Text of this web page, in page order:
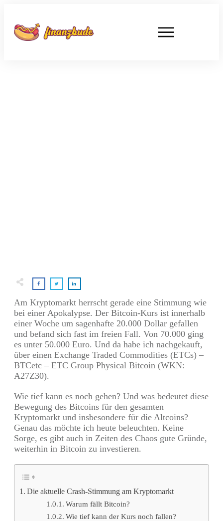
Am Kryptomarkt herrscht gerade eine Stimmung wie
bei einer Apokalypse. Der Bitcoin-Kurs ist innerhalb
einer Woche um sagenhafte 20.000 Dollar gefallen
und befand sich fast im freien Fall. Von 70.000 ging
es unter 50.000 Euro. Und da habe ich nachgekauft,
über einen Exchange Traded Commodities (ETCs) –
BTCetc – ETC Group Physical Bitcoin (WKN:
A27Z30).
Wie tief kann es noch gehen? Und was bedeutet diese
Bewegung des Bitcoins für den gesamten
Kryptomarkt und insbesondere für die Altcoins?
Genau das möchte ich heute beleuchten. Keine
Sorge, es gibt auch in Zeiten des Chaos gute Gründe,
weiterhin in Bitcoin zu investieren.
Die aktuelle Crash-Stimmung am Kryptomarkt
Warum fällt Bitcoin?
Wie tief kann der Kurs noch fallen?